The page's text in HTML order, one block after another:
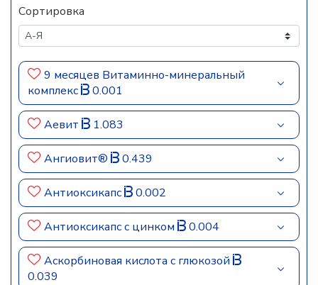
Сортировка
9 месяцев Витаминно-минеральный
комплекс
0.001
Аевит 1.083
Ангиовит® 0.439
Антиоксикапс 0.002
Антиоксикапс с цинком 0.004
Аскорбиновая кислота с глюкозой
0.039